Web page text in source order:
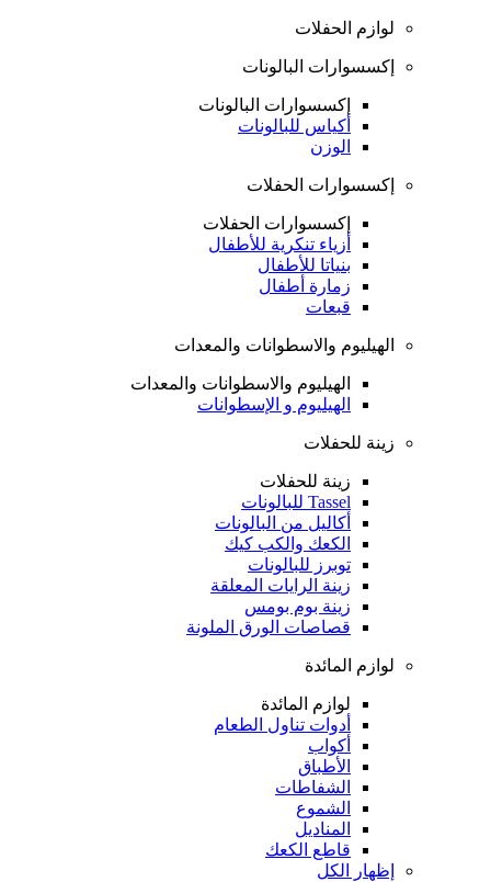
لوازم الحفلات
إكسسوارات البالونات
إكسسوارات البالونات
أكياس للبالونات
الوزن
إكسسوارات الحفلات
إكسسوارات الحفلات
أزياء تنكرية للأطفال
بنياتا للأطفال
زمارة أطفال
قبعات
الهيليوم والاسطوانات والمعدات
الهيليوم والاسطوانات والمعدات
الهيليوم و الإسطوانات
زينة للحفلات
زينة للحفلات
Tassel للبالونات
أكاليل من البالونات
الكعك والكب كيك
توبرز للبالونات
زينة الرايات المعلقة
زينة بوم بومس
قصاصات الورق الملونة
لوازم المائدة
لوازم المائدة
أدوات تناول الطعام
أكواب
الأطباق
الشفاطات
الشموع
المناديل
قاطع الكعك
إظهار الكل